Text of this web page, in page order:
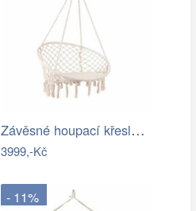
Závěsné houpací křeslo ve stylu hipís -…
3999,-Kč
- 11%